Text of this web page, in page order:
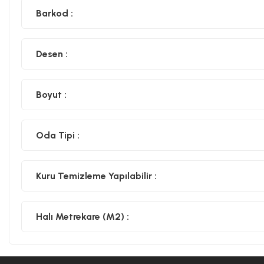
Barkod :
Desen :
Boyut :
Oda Tipi :
Kuru Temizleme Yapılabilir :
Halı Metrekare (M2) :